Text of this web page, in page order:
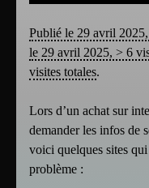
Publié le 29 avril
le 29 avril 2025, > 6
visites totales.
Lors d’un achat sur
demander les infos de
voici quelques sites
problème :